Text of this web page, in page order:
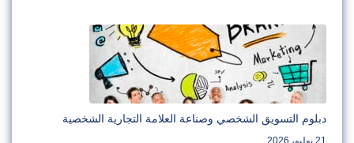
دبلوم التسويق الشخصي وصناعة العلامة التجارية الشخصية